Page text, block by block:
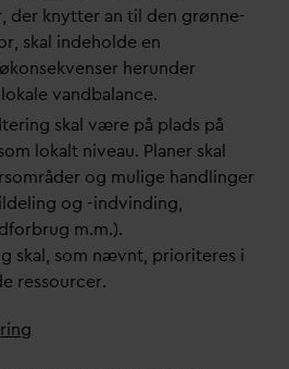
der knytter an til den grønne-
skal indeholde en
herunder
vandbalance.
skal være på plads på
lokalt niveau. Planer skal
og mulige handlinger
og -indvinding,
m.m.).
skal, som nævnt, prioriteres i
ressourcer.